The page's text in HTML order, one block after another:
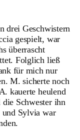
drei Geschwistern
gespielt, war
überrascht
Folglich ließ
für mich nur
M. sicherte noch
kauerte heulend
Schwester ihn
und Sylvia war